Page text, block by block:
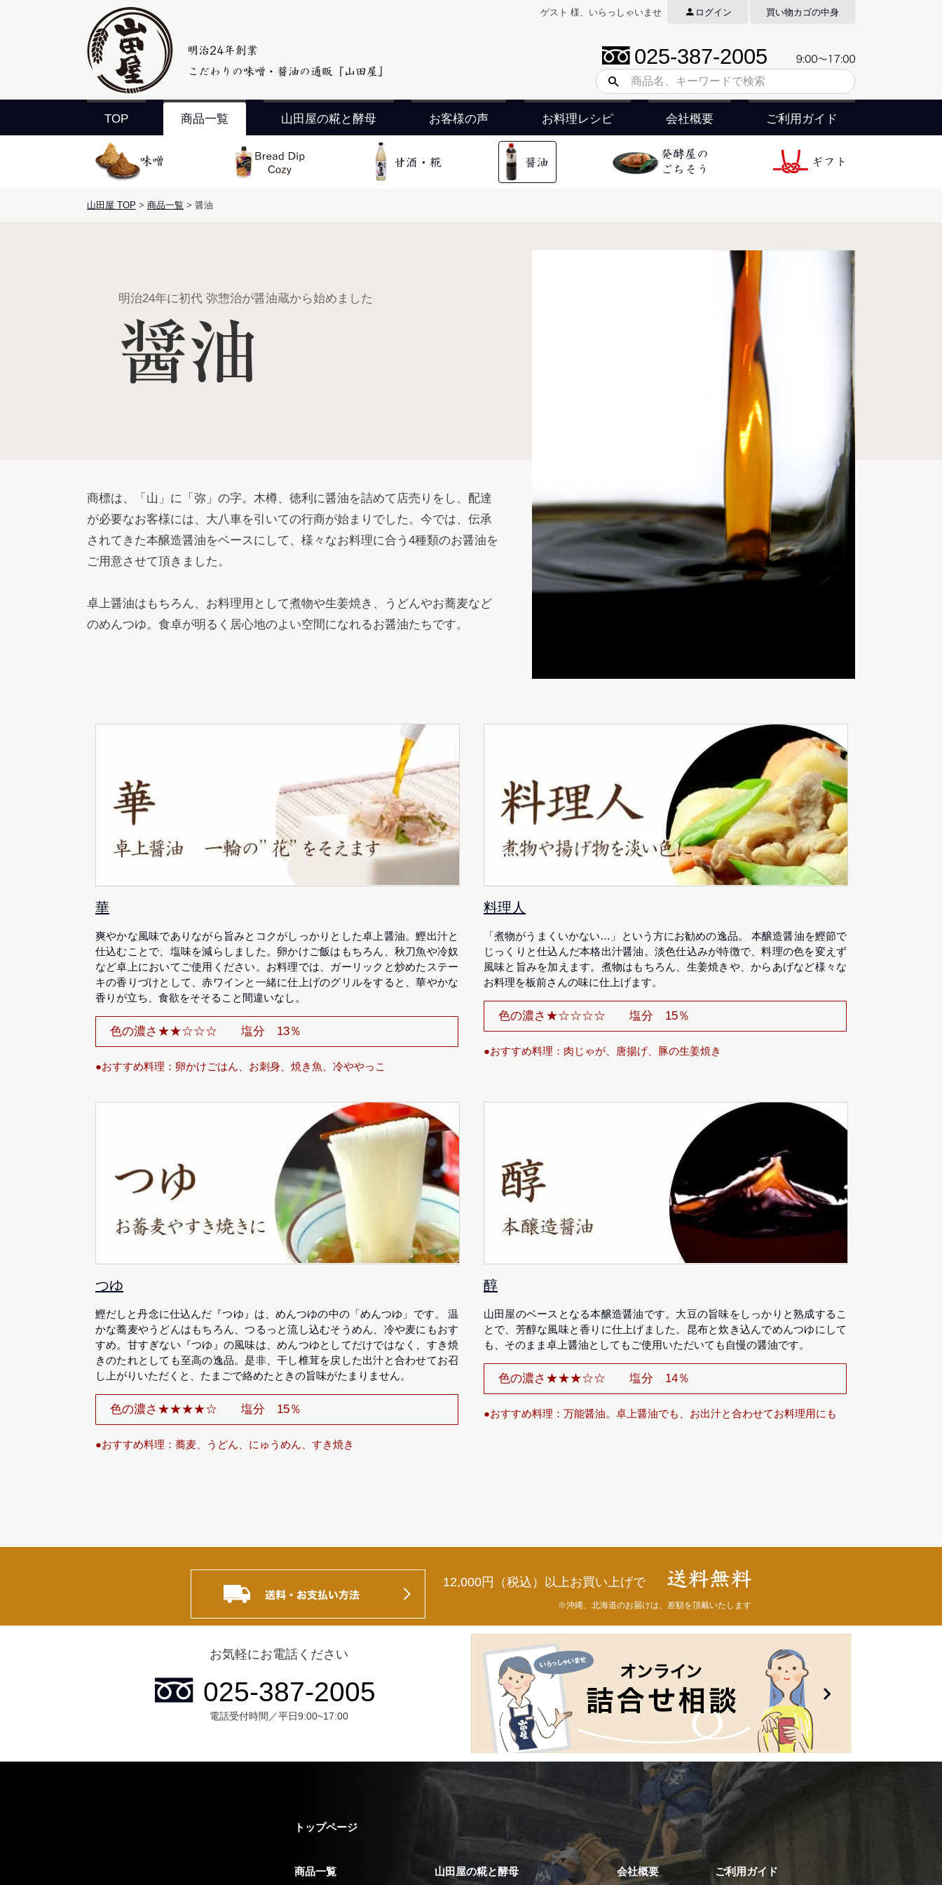
ゲスト 様、いらっしゃいませ ログイン 買い物カゴの中身
TOP 商品一覧 山田屋の糀と酵母 お客様の声 お料理レシピ 会社概要 ご利用ガイド
山田屋 TOP 商品一覧 醤油
明治24年に初代 弥惣治が醤油蔵から始めました
醤油
商標は、「山」に「弥」の字。木樽、徳利に醤油を詰めて店売りをし、配達
が必要なお客様には、大八車を引いての行商が始まりでした。今では、伝承
されてきた本醸造醤油をベースにして、様々なお料理に合う4種類のお醤油を
ご用意させて頂きました。
卓上醤油はもちろん、お料理用として煮物や生姜焼き、うどんやお蕎麦など
のめんつゆ。食卓が明るく居心地のよい空間になれるお醤油たちです。
華
爽やかな風味でありながら旨みとコクがしっかりとした卓上醤油。鰹出汁と
仕込むことで、塩味を減らしました。卵かけご飯はもちろん、秋刀魚や冷奴
など卓上においてご使用ください。お料理では、ガーリックと炒めたステー
キの香りづけとして、赤ワインと一緒に仕上げのグリルをすると、華やかな
香りが立ち、食欲をそそること間違いなし。
色の濃さ★★☆☆☆ 塩分 13％
●おすすめ料理：卵かけごはん、お刺身、焼き魚、冷ややっこ
料理人
「煮物がうまくいかない…」という方にお勧めの逸品。 本醸造醤油を鰹節で
じっくりと仕込んだ本格出汁醤油。淡色仕込みが特徴で、料理の色を変えず
風味と旨みを加えます。煮物はもちろん、生姜焼きや、からあげなど様々な
お料理を板前さんの味に仕上げます。
色の濃さ★☆☆☆☆ 塩分 15％
●おすすめ料理：肉じゃが、唐揚げ、豚の生姜焼き
つゆ
鰹だしと丹念に仕込んだ『つゆ』は、めんつゆの中の「めんつゆ」です。 温
かな蕎麦やうどんはもちろん、つるっと流し込むそうめん、冷や麦にもおす
すめ。甘すぎない『つゆ』の風味は、めんつゆとしてだけではなく、すき焼
きのたれとしても至高の逸品。是非、干し椎茸を戻した出汁と合わせてお召
し上がりいただくと、たまごで絡めたときの旨味がたまりません。
色の濃さ★★★★☆ 塩分 15％
●おすすめ料理：蕎麦、うどん、にゅうめん、すき焼き
醇
山田屋のベースとなる本醸造醤油です。大豆の旨味をしっかりと熟成するこ
とで、芳醇な風味と香りに仕上げました。昆布と炊き込んでめんつゆにして
も、そのまま卓上醤油としてもご使用いただいても自慢の醤油です。
色の濃さ★★★☆☆ 塩分 14％
●おすすめ料理：万能醤油。卓上醤油でも、お出汁と合わせてお料理用にも
12,000円（税込）以上お買い上げで
※沖縄、北海道のお届けは、差額を頂戴いたします
お気軽にお電話ください
電話受付時間／平日9:00~17:00
トップページ
商品一覧 山田屋の糀と酵母 会社概要 ご利用ガイド